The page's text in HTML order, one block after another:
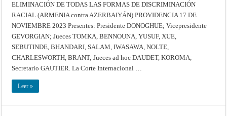
CONVENCIÓN
INTERNACIONAL
SOBRE
LA
ELIMINACIÓN
DE
TODAS
LAS
DE
DISCRIMINACIÓN
RACIAL
ELIMINACIÓN DE TODAS LAS FORMAS DE DISCRIMINACIÓN
RACIAL (ARMENIA contra AZERBAIYÁN) PROVIDENCIA 17 DE
NOVIEMBRE 2023 Presentes: Presidente DONOGHUE; Vicepresidente
GEVORGIAN; Jueces TOMKA, BENNOUNA, YUSUF, XUE,
SEBUTINDE, BHANDARI, SALAM, IWASAWA, NOLTE,
CHARLESWORTH, BRANT; Jueces ad hoc DAUDET, KOROMA;
Secretario GAUTIER. La Corte Internacional …
Leer »